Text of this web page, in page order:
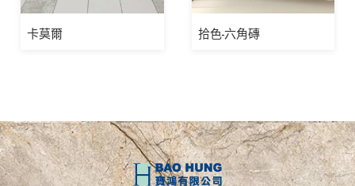
卡莫爾 拾色-六角磚